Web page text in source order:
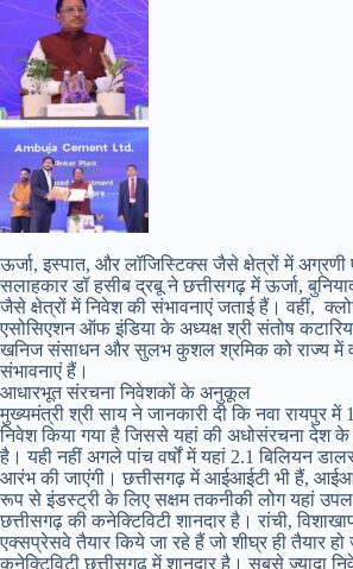
ऊर्जा, इस्पात, और लॉजिस्टिक्स जैसे क्षेत्रों में अग्रणी
सलाहकार डॉ हसीब द्रबू ने छत्तीसगढ़ में ऊर्जा,
जैसे क्षेत्रों में निवेश की संभावनाएं जताई हैं। वहीं,
एसोसिएशन ऑफ इंडिया के अध्यक्ष श्री संतोष
खनिज संसाधन और सुलभ कुशल श्रमिक को राज्य में
संभावनाएं हैं।
आधारभूत संरचना निवेशकों के अनुकूल
मुख्यमंत्री श्री साय ने जानकारी दी कि नवा रायपुर में
निवेश किया गया है जिससे यहां की अधोसंरचना देश
है। यही नहीं अगले पांच वर्षों में यहां 2.1 बिलियन
आरंभ की जाएंगी। छत्तीसगढ़ में आईआईटी भी हैं,
रूप से इंडस्ट्री के लिए सक्षम तकनीकी लोग यहां
छत्तीसगढ़ की कनेक्टिविटी शानदार है। रांची,
एक्सप्रेसवे तैयार किये जा रहे हैं जो शीघ्र ही तैयार
कनेक्टिविटी छत्तीसगढ़ में शानदार है। सबसे ज्यादा